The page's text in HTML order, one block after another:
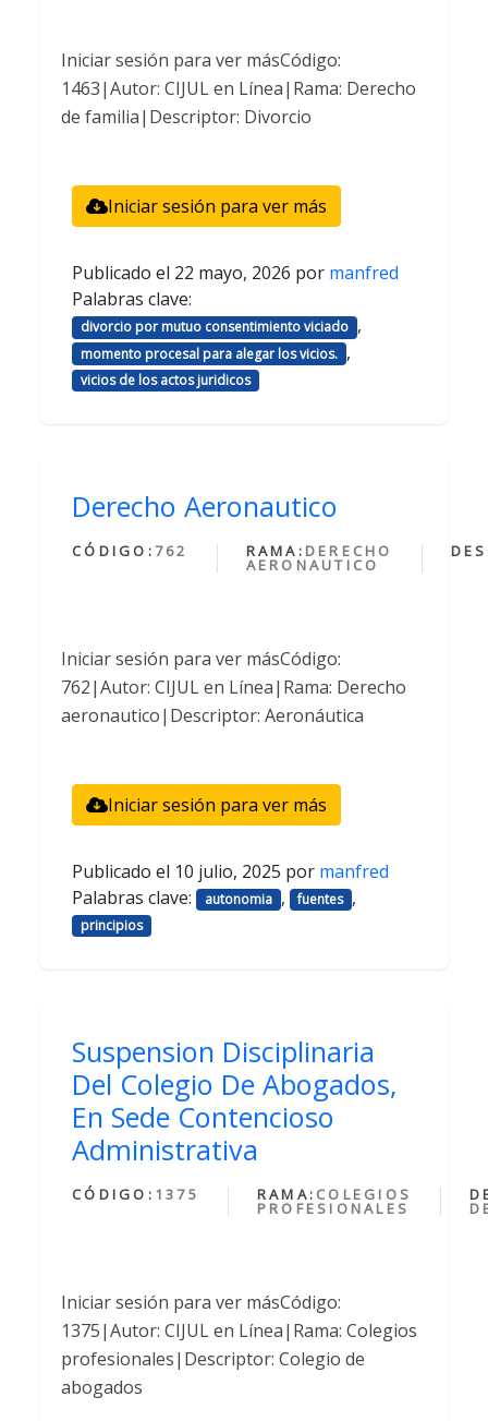
Iniciar sesión para ver másCódigo:
1463|Autor: CIJUL en Línea|Rama: Derecho
de familia|Descriptor: Divorcio
Iniciar sesión para ver más
Publicado el 22 mayo, 2026 por manfred
Palabras clave:
divorcio por mutuo consentimiento viciado ,
momento procesal para alegar los vicios. ,
vicios de los actos juridicos
Derecho Aeronautico
CÓDIGO: 762 RAMA: DERECHO
AERONAUTICO
Iniciar sesión para ver másCódigo:
762|Autor: CIJUL en Línea|Rama: Derecho
aeronautico|Descriptor: Aeronáutica
Iniciar sesión para ver más
Publicado el 10 julio, 2025 por manfred
Palabras clave:
autonomia , fuentes ,
principios
Suspension Disciplinaria
Del Colegio De Abogados,
En Sede Contencioso
Administrativa
CÓDIGO: 1375 RAMA: COLEGIOS
PROFESIONALES
Iniciar sesión para ver másCódigo:
1375|Autor: CIJUL en Línea|Rama: Colegios
profesionales|Descriptor: Colegio de
abogados